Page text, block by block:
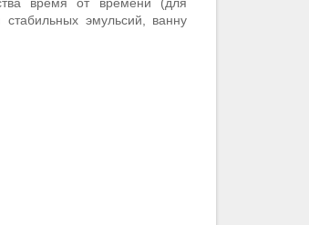
эмульсий, ванну